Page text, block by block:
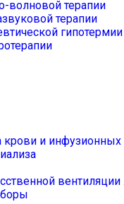
волновой терапии
терапии
крови и инфузионных
вентиляции